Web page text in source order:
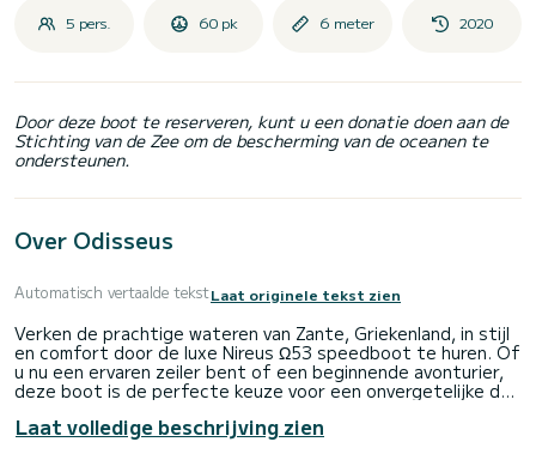
5 pers. 60 pk 6 meter 2020
Door deze boot te reserveren, kunt u een donatie doen aan de
Stichting van de Zee om de bescherming van de oceanen te
ondersteunen.
Over Odisseus
Automatisch vertaalde tekstLaat originele tekst zien
Verken de prachtige wateren van Zante, Griekenland, in stijl
en comfort door de luxe Nireus Ω53 speedboot te huren. Of
u nu een ervaren zeiler bent of een beginnende avonturier,
deze boot is de perfecte keuze voor een onvergetelijke dag
adembenemende schoonheid van de Ionische Zee en
verborgen baaien, ongerepte stranden en charmante
Laat volledige beschrijving zien